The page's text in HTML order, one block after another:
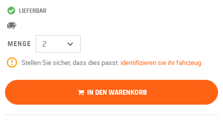
LIEFERBAR
MENGE
Stellen Sie sicher, dass dies passt: identifizieren sie ihr fahrzeug
IN DEN WARENKORB